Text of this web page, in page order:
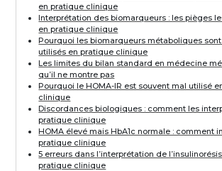
en pratique clinique
Interprétation des biomarqueurs : les pièges
en pratique clinique
Pourquoi les biomarqueurs métaboliques
utilisés en pratique clinique
Les limites du bilan standard en médecine
qu’il ne montre pas
Pourquoi le HOMA-IR est souvent mal utilisé
clinique
Discordances biologiques : comment les
pratique clinique
HOMA élevé mais HbA1c normale : comment
pratique clinique
5 erreurs dans l’interprétation de
pratique clinique